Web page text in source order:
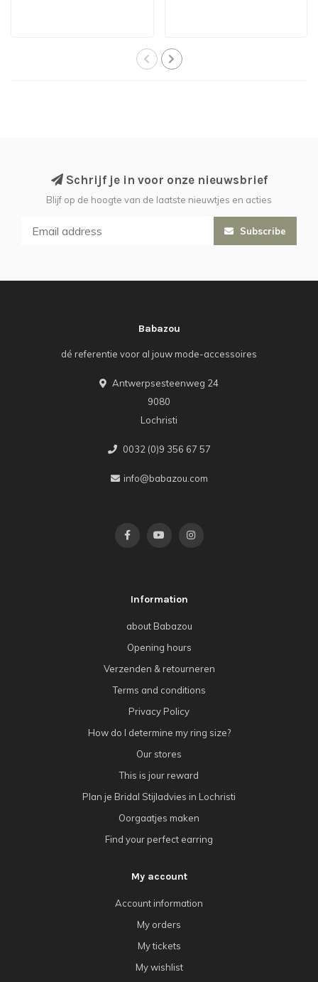
Schrijf je in voor onze nieuwsbrief
Blijf op de hoogte van de laatste nieuwtjes en acties
Subscribe
Babazou
dé referentie voor al jouw mode-accessoires
Antwerpsesteenweg 24
9080
Lochristi
0032 (0)9 356 67 57
info@babazou.com
Information
about Babazou
Opening hours
Verzenden & retourneren
Terms and conditions
Privacy Policy
How do I determine my ring size?
Our stores
This is jour reward
Plan je Bridal Stijladvies in Lochristi
Oorgaatjes maken
Find your perfect earring
My account
Account information
My orders
My tickets
My wishlist